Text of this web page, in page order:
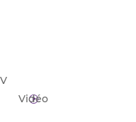
I
Vidéo